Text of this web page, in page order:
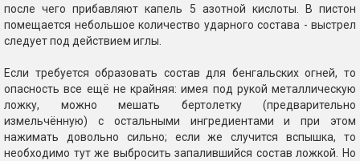
после чего прибавляют капель 5 азотной кислоты. В пистон
помещается небольшое количество ударного состава - выстрел
следует под действием иглы.
Если требуется образовать состав для бенгальских огней, то
опасность все ещё не крайняя: имея под рукой металлическую
ложку, можно мешать бертолетку (предварительно
измельчённую) с остальными ингредиентами и при этом
нажимать довольно сильно; если же случится вспышка, то
необходимо тут же выбросить запалившийся состав ложкой. Но